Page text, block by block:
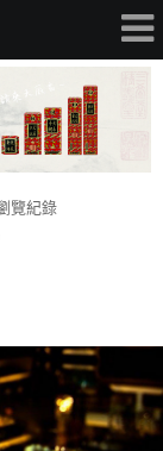
覽紀錄